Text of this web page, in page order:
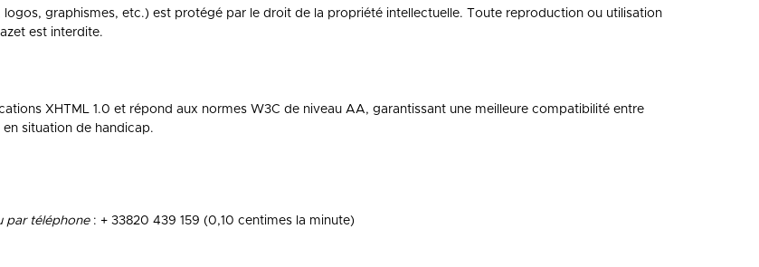
logos, graphismes, etc.) est protégé par le droit de la propriété intellectuelle. Toute reproduction ou utilisation
est interdite.
XHTML 1.0 et répond aux normes W3C de niveau AA, garantissant une meilleure compatibilité entre
situation de handicap.
par téléphone: + 33820 439 159 (0,10 centimes la minute)